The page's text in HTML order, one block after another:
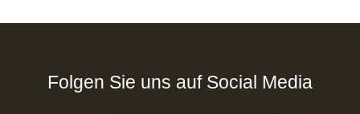
Folgen Sie uns auf Social Media